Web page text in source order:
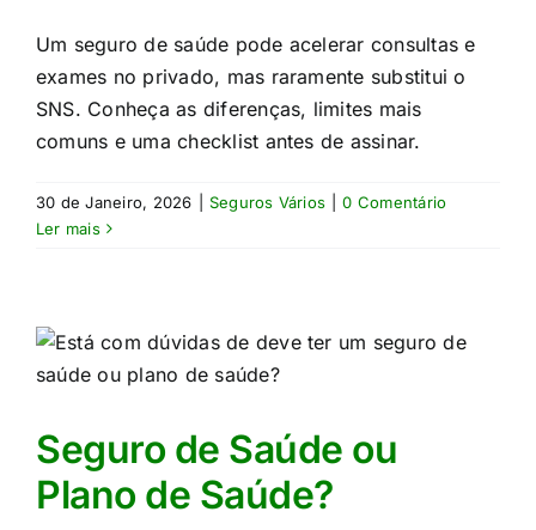
Um seguro de saúde pode acelerar consultas e
exames no privado, mas raramente substitui o
SNS. Conheça as diferenças, limites mais
comuns e uma checklist antes de assinar.
30 de Janeiro, 2026 Seguros Vários
0 Comentário
Ler mais
Seguro de Saúde ou
Plano de Saúde?